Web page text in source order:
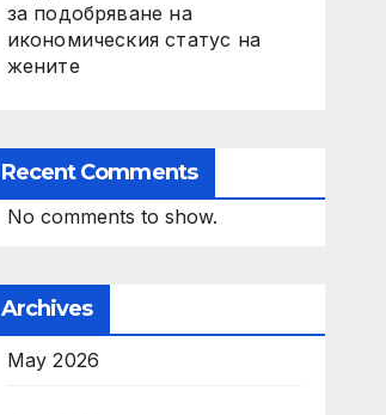
за подобряване на
икономическия статус на
жените
Recent Comments
No comments to show.
Archives
May 2026